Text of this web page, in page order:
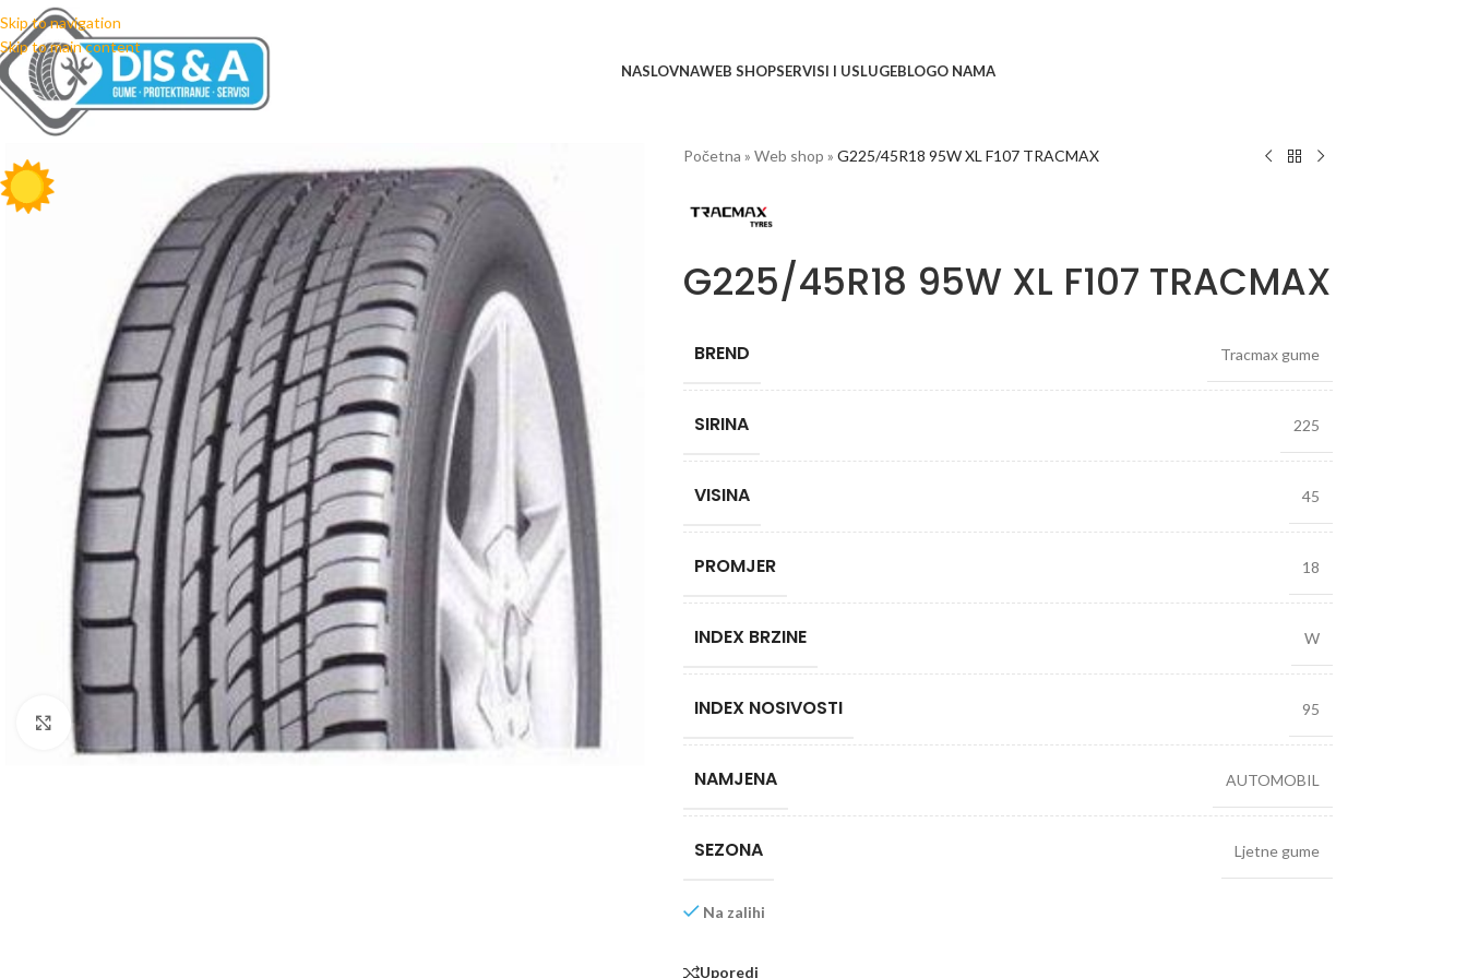
Skip to navigation
Skip to main content
NASLOVNAWEB SHOPSERVISI I USLUGEBLOGO NAMA
Click to enlarge
Početna » Web shop » G225/45R18 95W XL F107 TRACMAX
G225/45R18 95W XL F107 TRACMAX
BREND Tracmax gume
SIRINA 225
VISINA 45
PROMJER 18
INDEX BRZINE W
INDEX NOSIVOSTI 95
NAMJENA AUTOMOBIL
SEZONA Ljetne gume
Na zalihi
Uporedi